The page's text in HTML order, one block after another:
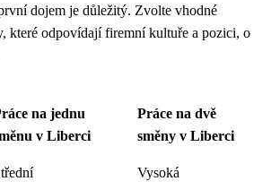
dojem je důležitý. Zvolte vhodné
které odpovídají firemní kultuře a pozici, o
na jednu
v Liberci
Práce na dvě
směny v Liberci
Vysoká